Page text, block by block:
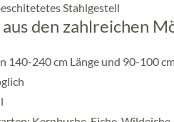
Stahlgestell
den zahlreichen
140-240 cm Länge und 90-100